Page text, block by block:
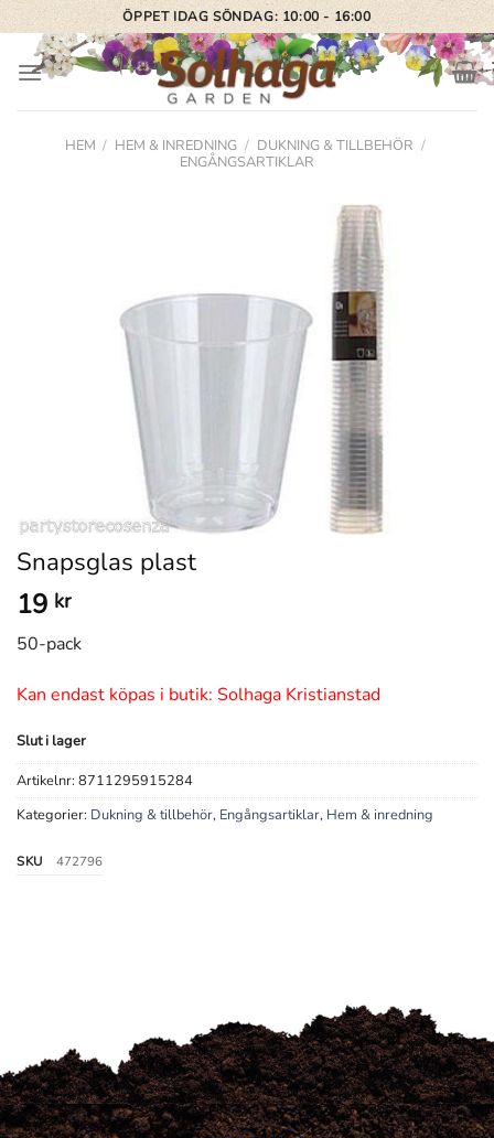
Skip
to
content
ÖPPET IDAG SÖNDAG: 10:00 - 16:00
HEM / HEM & INREDNING / DUKNING & TILLBEHÖR /
ENGÅNGSARTIKLAR
Snapsglas plast
19 kr
50-pack
Kan endast köpas i butik: Solhaga Kristianstad
Slut i lager
Artikelnr: 8711295915284
Kategorier: Dukning & tillbehör, Engångsartiklar, Hem & inredning
SKU 472796